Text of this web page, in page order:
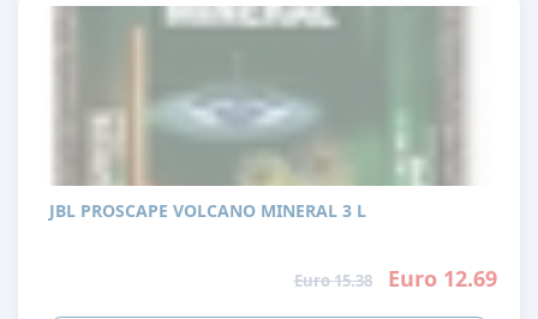
JBL PROSCAPE VOLCANO MINERAL 3 L
Euro 15.38 Euro 12.69